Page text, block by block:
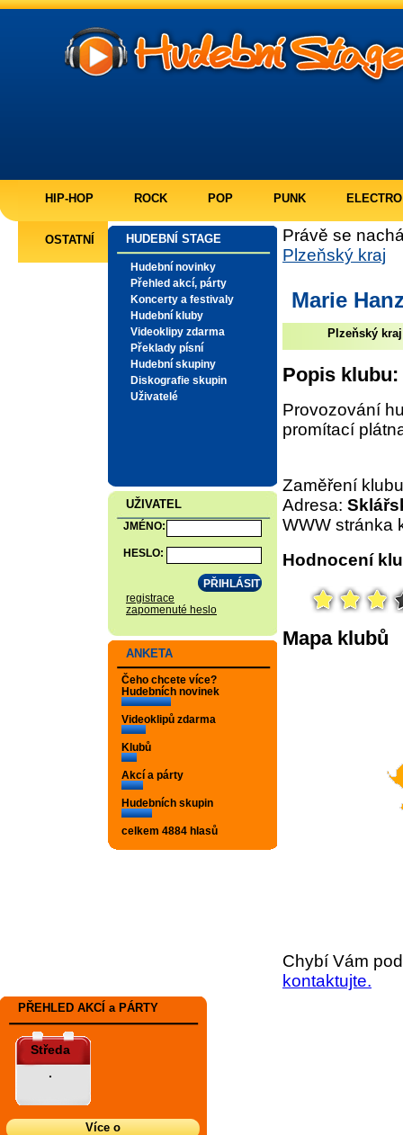
HIP-HOP ROCK POP PUNK ELECTRO
OSTATNÍ HUDEBNÍ STAGE
Hudební novinky
Přehled akcí, párty
Koncerty a festivaly
Hudební kluby
Videoklipy zdarma
Překlady písní
Hudební skupiny
Diskografie skupin
Uživatelé
UŽIVATEL
JMÉNO:
HESLO:
registrace
zapomenuté heslo
ANKETA
Čeho chcete více?
Hudebních novinek
Videoklipů zdarma
Klubů
Akcí a párty
Hudebních skupin
celkem 4884 hlasů
Právě se
Plzeňský kraj
Marie
Plzeňský kraj
Popis klubu:
Provozování
promítací
Zaměření
Adresa:
WWW stránka
Hodnocení
Mapa klubů
Chybí Vám
kontaktujte.
PŘEHLED AKCÍ a PÁRTY
Středa
.
Více o